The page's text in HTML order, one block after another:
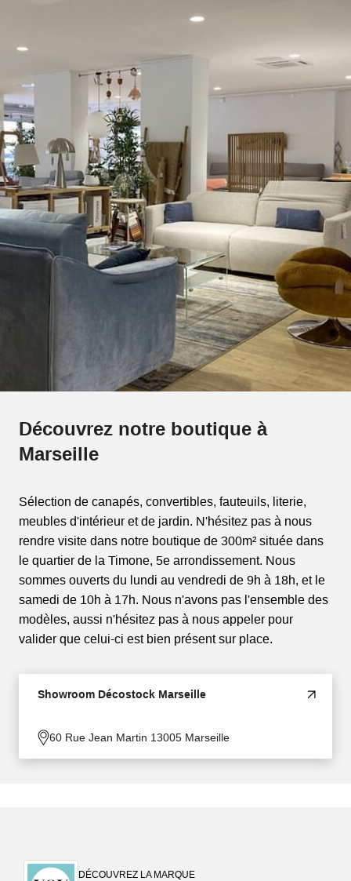
Découvrez notre boutique à
Marseille
Sélection de canapés, convertibles, fauteuils, literie,
meubles d'intérieur et de jardin. N'hésitez pas à nous
rendre visite dans notre boutique de 300m² située dans
le quartier de la Timone, 5e arrondissement. Nous
sommes ouverts du lundi au vendredi de 9h à 18h, et le
samedi de 10h à 17h. Nous n'avons pas l'ensemble des
modèles, aussi n'hésitez pas à nous appeler pour
valider que celui-ci est bien présent sur place.
Showroom Décostock Marseille
60 Rue Jean Martin 13005 Marseille
DÉCOUVREZ LA MARQUE